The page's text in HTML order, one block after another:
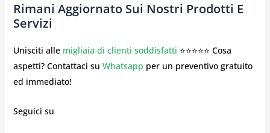
Rimani Aggiornato Sui Nostri Prodotti E
Servizi
Unisciti alle migliaia di clienti soddisfatti ⭐⭐⭐⭐⭐ Cosa
aspetti? Contattaci su Whatsapp per un preventivo gratuito
ed immediato!
Seguici su